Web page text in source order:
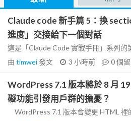
Claude code 新手篇 5：換
進度」交接給下一個對話
這是「Claude Code 實戰手冊」系列的
由 timwei發文 3 小時前 0個
WordPress 7.1 版本將於 8 月
礙功能引發用戶群的擔憂？
WordPress 7.1 版本會變更 HTML 裡